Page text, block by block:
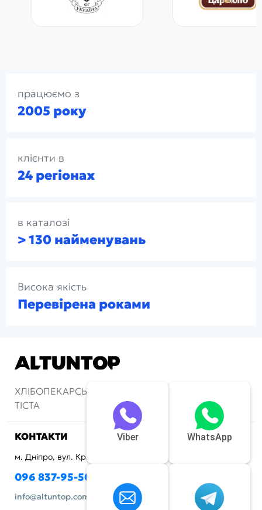
працюємо з
2005 року
клієнти в
24 регіонах
в каталозі
> 130 найменувань
Висока якість
Перевірена роками
ХЛІБОПЕКАРСЬКІ ПЕЧІ ТА АПАРАТИ ДЛЯ
ТІСТА
КОНТАКТИ
м. Дніпро, вул. Криворізька, 72
096 837-95-50
info@altuntop.com.ua
WhatsApp
Viber